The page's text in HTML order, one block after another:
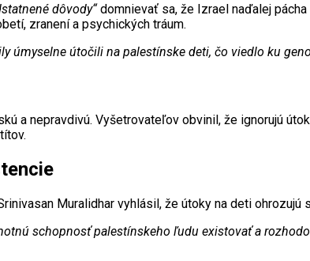
dôvody“domnievať sa, že Izrael naďalej
zranení a psychických tráum.
úmyselne útočili na palestínske deti, čo viedlo ku
a nepravdivú. Vyšetrovateľov obvinil, že ignorujú
Muralidhar vyhlásil, že útoky na deti ohrozujú
schopnosť palestínskeho ľudu existovať a